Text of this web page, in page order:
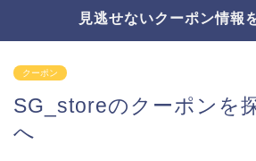
見逃せないクーポン情報
クーポン
SG_storeのクーポンを
へ